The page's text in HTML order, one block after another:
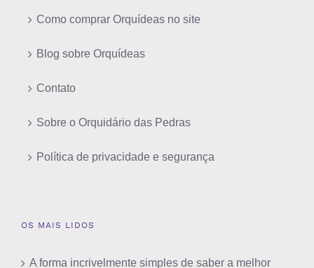
Como comprar Orquídeas no site
Blog sobre Orquídeas
Contato
Sobre o Orquidário das Pedras
Política de privacidade e segurança
OS MAIS LIDOS
A forma incrivelmente simples de saber a melhor